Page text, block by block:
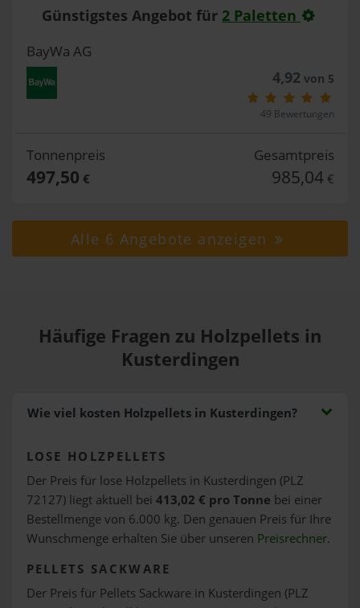
Günstigstes Angebot für 2 Paletten
BayWa AG
4,92von 5
49 Bewertungen
Tonnenpreis
497,50 €
Gesamtpreis
985,04 €
Alle 6 Angebote anzeigen
Häufige Fragen zu Holzpellets in
Kusterdingen
Wie viel kosten Holzpellets in Kusterdingen?
LOSE HOLZPELLETS
Der Preis für lose Holzpellets in Kusterdingen (PLZ
72127) liegt aktuell bei 413,02 € pro Tonne bei einer
Bestellmenge von 6.000 kg. Den genauen Preis für Ihre
Wunschmenge erhalten Sie über unseren Preisrechner.
PELLETS SACKWARE
Der Preis für Pellets Sackware in Kusterdingen (PLZ